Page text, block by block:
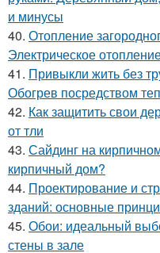
и минусы
40. Отопление
Электрическое
41. Привыкли жить без
Обогрев посредством
42. Как защитить свои
от тли
43. Сайдинг на
кирпичный дом?
44. Проектирование и
зданий: основные
45. Обои: идеальный
стены в зале